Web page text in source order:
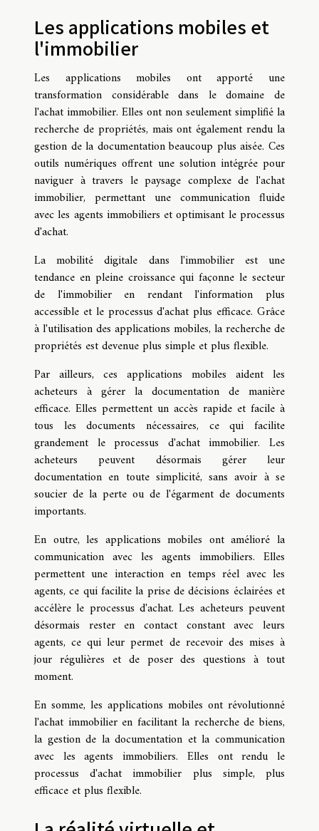
Les applications mobiles et
l'immobilier
Les applications mobiles ont apporté une
transformation considérable dans le domaine de
l'achat immobilier. Elles ont non seulement simplifié la
recherche de propriétés, mais ont également rendu la
gestion de la documentation beaucoup plus aisée. Ces
outils numériques offrent une solution intégrée pour
naviguer à travers le paysage complexe de l'achat
immobilier, permettant une communication fluide
avec les agents immobiliers et optimisant le processus
d'achat.
La mobilité digitale dans l'immobilier est une
tendance en pleine croissance qui façonne le secteur
de l'immobilier en rendant l'information plus
accessible et le processus d'achat plus efficace. Grâce
à l'utilisation des applications mobiles, la recherche de
propriétés est devenue plus simple et plus flexible.
Par ailleurs, ces applications mobiles aident les
acheteurs à gérer la documentation de manière
efficace. Elles permettent un accès rapide et facile à
tous les documents nécessaires, ce qui facilite
grandement le processus d'achat immobilier. Les
acheteurs peuvent désormais gérer leur
documentation en toute simplicité, sans avoir à se
soucier de la perte ou de l'égarment de documents
importants.
En outre, les applications mobiles ont amélioré la
communication avec les agents immobiliers. Elles
permettent une interaction en temps réel avec les
agents, ce qui facilite la prise de décisions éclairées et
accélère le processus d'achat. Les acheteurs peuvent
désormais rester en contact constant avec leurs
agents, ce qui leur permet de recevoir des mises à
jour régulières et de poser des questions à tout
moment.
En somme, les applications mobiles ont révolutionné
l'achat immobilier en facilitant la recherche de biens,
la gestion de la documentation et la communication
avec les agents immobiliers. Elles ont rendu le
processus d'achat immobilier plus simple, plus
efficace et plus flexible.